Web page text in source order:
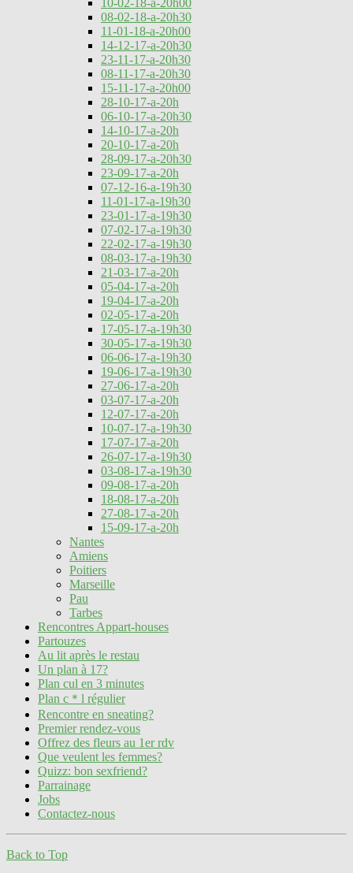
10-02-18-a-20h00
08-02-18-a-20h30
11-01-18-a-20h00
14-12-17-a-20h30
23-11-17-a-20h30
08-11-17-a-20h30
15-11-17-a-20h00
28-10-17-a-20h
06-10-17-a-20h30
14-10-17-a-20h
20-10-17-a-20h
28-09-17-a-20h30
23-09-17-a-20h
07-12-16-a-19h30
11-01-17-a-19h30
23-01-17-a-19h30
07-02-17-a-19h30
22-02-17-a-19h30
08-03-17-a-19h30
21-03-17-a-20h
05-04-17-a-20h
19-04-17-a-20h
02-05-17-a-20h
17-05-17-a-19h30
30-05-17-a-19h30
06-06-17-a-19h30
19-06-17-a-19h30
27-06-17-a-20h
03-07-17-a-20h
12-07-17-a-20h
10-07-17-a-19h30
17-07-17-a-20h
26-07-17-a-19h30
03-08-17-a-19h30
09-08-17-a-20h
18-08-17-a-20h
27-08-17-a-20h
15-09-17-a-20h
Nantes
Amiens
Poitiers
Marseille
Pau
Tarbes
Rencontres Appart-houses
Partouzes
Au lit après le restau
Un plan à 17?
Plan cul en 3 minutes
Plan c＊l régulier
Rencontre en sneating?
Premier rendez-vous
Offrez des fleurs au 1er rdv
Que veulent les femmes?
Quizz: bon sexfriend?
Parrainage
Jobs
Contactez-nous
Back to Top